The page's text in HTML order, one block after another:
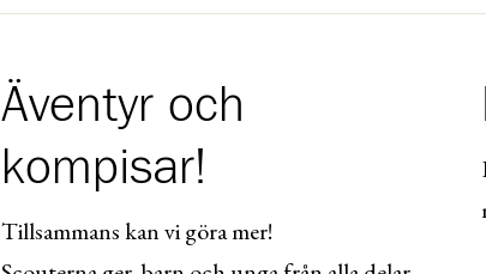
Äventyr och
kompisar!
Tillsammans kan vi göra mer!